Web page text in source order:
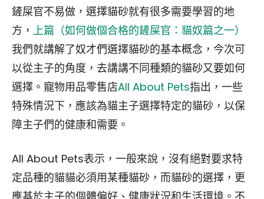
鏟屎官不易做，選擇貓砂就有很多需要學習的地
方， 上篇（如何做個合格的鏟屎官：貓奴篇之一）
我們就講解了奴才們選擇貓砂的基本概念，今次可
以從主子的角度，去講講不同種類的貓砂又要如何
選擇。寵物用品零售店All About Pets指出，一些
特殊情況下，應該為貓主子選擇特定的貓砂，以保
障主子們的健康和需要。
All About Pets表示，一般來說，沒有絕對要求特
定品種的貓貓必須用某種貓砂，而貓砂的選擇，更